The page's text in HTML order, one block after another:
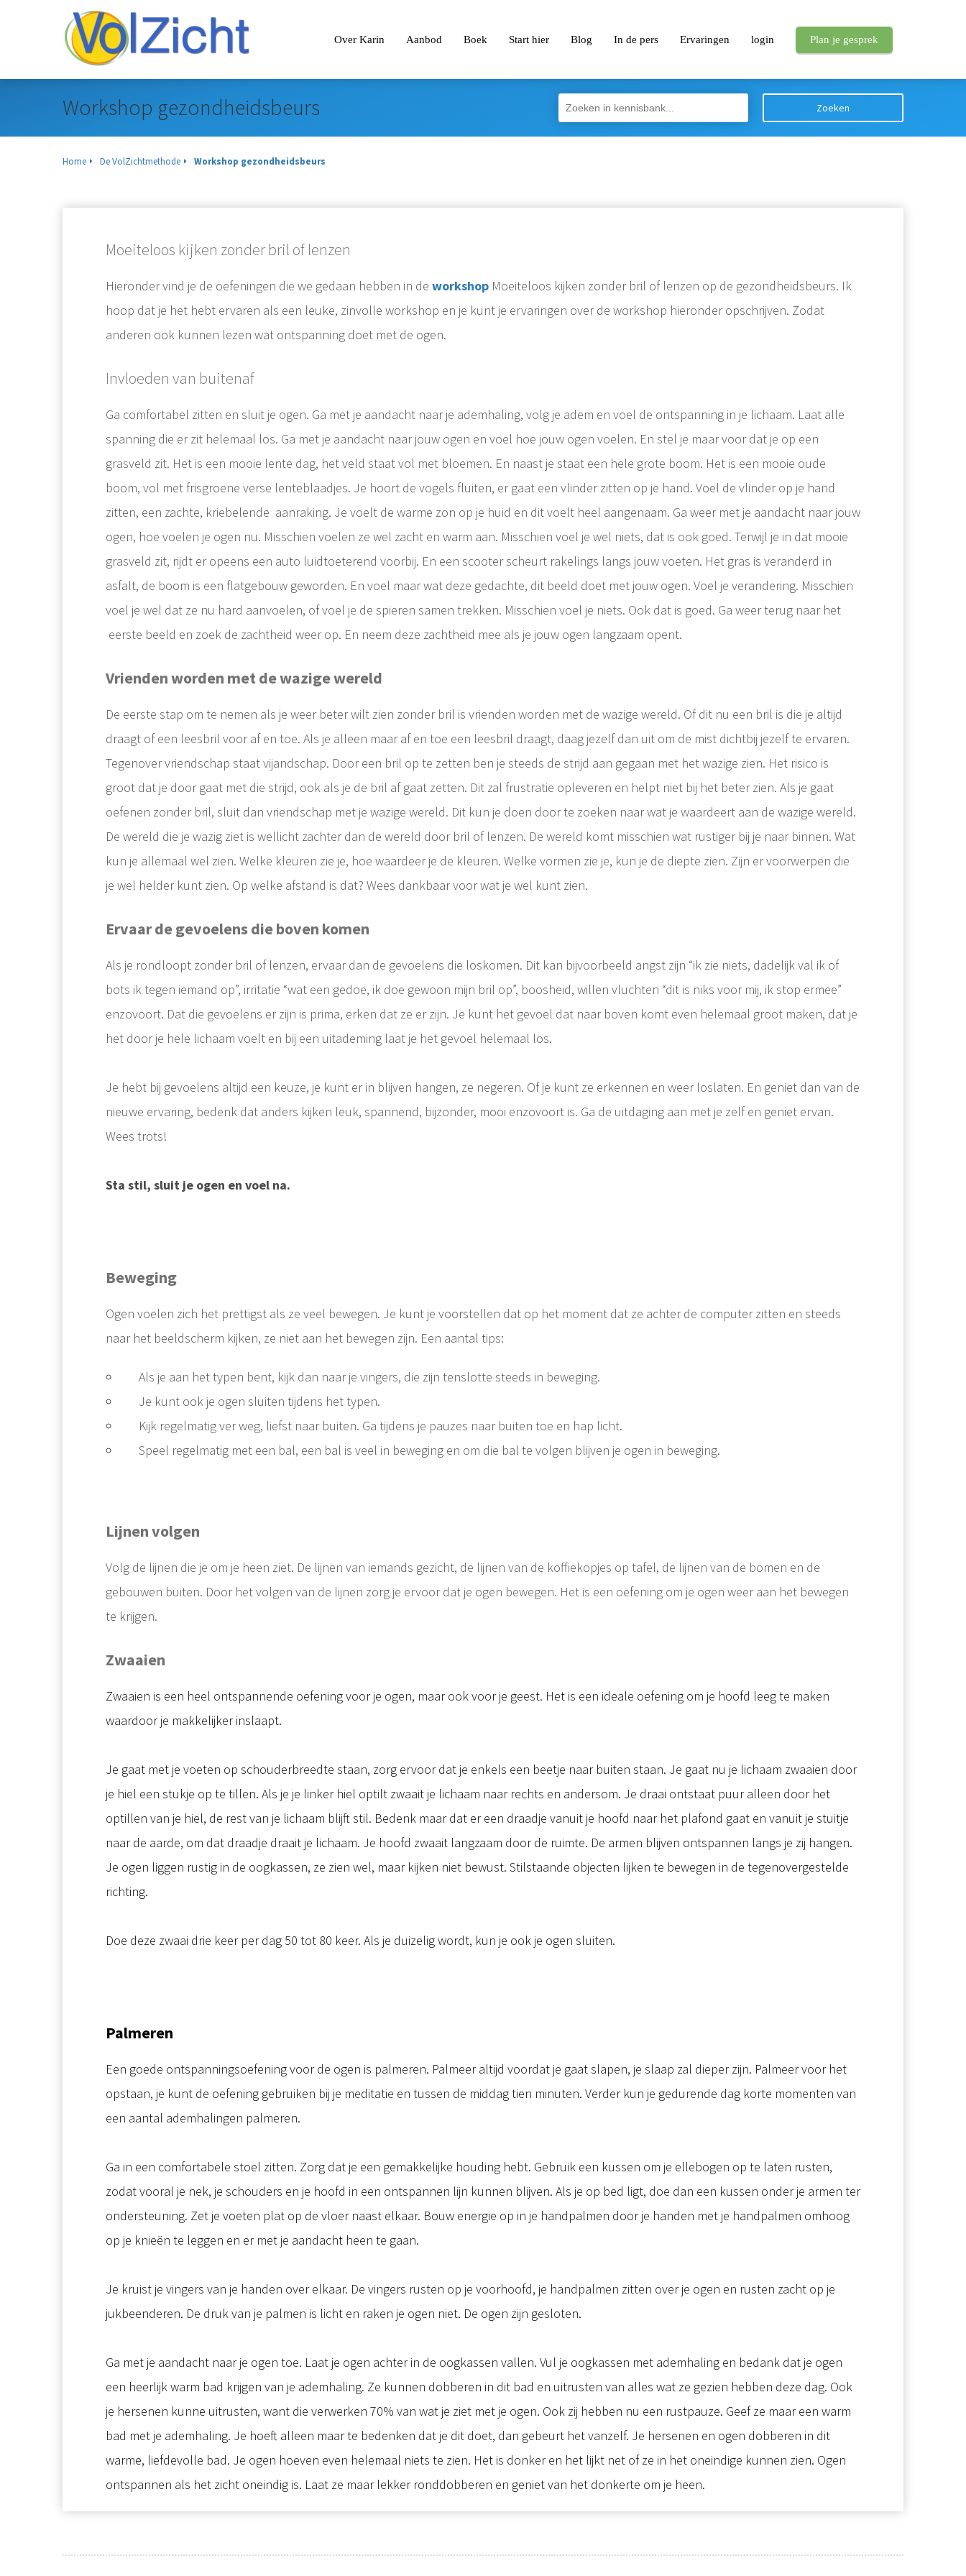
Over Karin Aanbod Boek Start hier Blog In de pers Ervaringen login Plan je gesprek
Workshop gezondheidsbeurs Zoeken
Home De VolZichtmethode Workshop gezondheidsbeurs
Moeiteloos kijken zonder bril of lenzen
Hieronder vind je de oefeningen die we gedaan hebben in de workshop Moeiteloos kijken zonder bril of lenzen op de gezondheidsbeurs. Ik
hoop dat je het hebt ervaren als een leuke, zinvolle workshop en je kunt je ervaringen over de workshop hieronder opschrijven. Zodat
anderen ook kunnen lezen wat ontspanning doet met de ogen.
Invloeden van buitenaf
Ga comfortabel zitten en sluit je ogen. Ga met je aandacht naar je ademhaling, volg je adem en voel de ontspanning in je lichaam. Laat alle
spanning die er zit helemaal los. Ga met je aandacht naar jouw ogen en voel hoe jouw ogen voelen. En stel je maar voor dat je op een
grasveld zit. Het is een mooie lente dag, het veld staat vol met bloemen. En naast je staat een hele grote boom. Het is een mooie oude
boom, vol met frisgroene verse lenteblaadjes. Je hoort de vogels fluiten, er gaat een vlinder zitten op je hand. Voel de vlinder op je hand
zitten, een zachte, kriebelende aanraking. Je voelt de warme zon op je huid en dit voelt heel aangenaam. Ga weer met je aandacht naar jouw
ogen, hoe voelen je ogen nu. Misschien voelen ze wel zacht en warm aan. Misschien voel je wel niets, dat is ook goed. Terwijl je in dat mooie
grasveld zit, rijdt er opeens een auto luidtoeterend voorbij. En een scooter scheurt rakelings langs jouw voeten. Het gras is veranderd in
asfalt, de boom is een flatgebouw geworden. En voel maar wat deze gedachte, dit beeld doet met jouw ogen. Voel je verandering. Misschien
voel je wel dat ze nu hard aanvoelen, of voel je de spieren samen trekken. Misschien voel je niets. Ook dat is goed. Ga weer terug naar het
eerste beeld en zoek de zachtheid weer op. En neem deze zachtheid mee als je jouw ogen langzaam opent.
Vrienden worden met de wazige wereld
De eerste stap om te nemen als je weer beter wilt zien zonder bril is vrienden worden met de wazige wereld. Of dit nu een bril is die je altijd
draagt of een leesbril voor af en toe. Als je alleen maar af en toe een leesbril draagt, daag jezelf dan uit om de mist dichtbij jezelf te ervaren.
Tegenover vriendschap staat vijandschap. Door een bril op te zetten ben je steeds de strijd aan gegaan met het wazige zien. Het risico is
groot dat je door gaat met die strijd, ook als je de bril af gaat zetten. Dit zal frustratie opleveren en helpt niet bij het beter zien. Als je gaat
oefenen zonder bril, sluit dan vriendschap met je wazige wereld. Dit kun je doen door te zoeken naar wat je waardeert aan de wazige wereld.
De wereld die je wazig ziet is wellicht zachter dan de wereld door bril of lenzen. De wereld komt misschien wat rustiger bij je naar binnen. Wat
kun je allemaal wel zien. Welke kleuren zie je, hoe waardeer je de kleuren. Welke vormen zie je, kun je de diepte zien. Zijn er voorwerpen die
je wel helder kunt zien. Op welke afstand is dat? Wees dankbaar voor wat je wel kunt zien.
Ervaar de gevoelens die boven komen
Als je rondloopt zonder bril of lenzen, ervaar dan de gevoelens die loskomen. Dit kan bijvoorbeeld angst zijn “ik zie niets, dadelijk val ik of
bots ik tegen iemand op”, irritatie “wat een gedoe, ik doe gewoon mijn bril op”, boosheid, willen vluchten “dit is niks voor mij, ik stop ermee”
enzovoort. Dat die gevoelens er zijn is prima, erken dat ze er zijn. Je kunt het gevoel dat naar boven komt even helemaal groot maken, dat je
het door je hele lichaam voelt en bij een uitademing laat je het gevoel helemaal los.
Je hebt bij gevoelens altijd een keuze, je kunt er in blijven hangen, ze negeren. Of je kunt ze erkennen en weer loslaten. En geniet dan van de
nieuwe ervaring, bedenk dat anders kijken leuk, spannend, bijzonder, mooi enzovoort is. Ga de uitdaging aan met je zelf en geniet ervan.
Wees trots!
Sta stil, sluit je ogen en voel na.
Beweging
Ogen voelen zich het prettigst als ze veel bewegen. Je kunt je voorstellen dat op het moment dat ze achter de computer zitten en steeds
naar het beeldscherm kijken, ze niet aan het bewegen zijn. Een aantal tips:
Als je aan het typen bent, kijk dan naar je vingers, die zijn tenslotte steeds in beweging.
Je kunt ook je ogen sluiten tijdens het typen.
Kijk regelmatig ver weg, liefst naar buiten. Ga tijdens je pauzes naar buiten toe en hap licht.
Speel regelmatig met een bal, een bal is veel in beweging en om die bal te volgen blijven je ogen in beweging.
Lijnen volgen
Volg de lijnen die je om je heen ziet. De lijnen van iemands gezicht, de lijnen van de koffiekopjes op tafel, de lijnen van de bomen en de
gebouwen buiten. Door het volgen van de lijnen zorg je ervoor dat je ogen bewegen. Het is een oefening om je ogen weer aan het bewegen
te krijgen.
Zwaaien
Zwaaien is een heel ontspannende oefening voor je ogen, maar ook voor je geest. Het is een ideale oefening om je hoofd leeg te maken
waardoor je makkelijker inslaapt.
Je gaat met je voeten op schouderbreedte staan, zorg ervoor dat je enkels een beetje naar buiten staan. Je gaat nu je lichaam zwaaien door
je hiel een stukje op te tillen. Als je je linker hiel optilt zwaait je lichaam naar rechts en andersom. Je draai ontstaat puur alleen door het
optillen van je hiel, de rest van je lichaam blijft stil. Bedenk maar dat er een draadje vanuit je hoofd naar het plafond gaat en vanuit je stuitje
naar de aarde, om dat draadje draait je lichaam. Je hoofd zwaait langzaam door de ruimte. De armen blijven ontspannen langs je zij hangen.
Je ogen liggen rustig in de oogkassen, ze zien wel, maar kijken niet bewust. Stilstaande objecten lijken te bewegen in de tegenovergestelde
richting.
Doe deze zwaai drie keer per dag 50 tot 80 keer. Als je duizelig wordt, kun je ook je ogen sluiten.
Palmeren
Een goede ontspanningsoefening voor de ogen is palmeren. Palmeer altijd voordat je gaat slapen, je slaap zal dieper zijn. Palmeer voor het
opstaan, je kunt de oefening gebruiken bij je meditatie en tussen de middag tien minuten. Verder kun je gedurende dag korte momenten van
een aantal ademhalingen palmeren.
Ga in een comfortabele stoel zitten. Zorg dat je een gemakkelijke houding hebt. Gebruik een kussen om je ellebogen op te laten rusten,
zodat vooral je nek, je schouders en je hoofd in een ontspannen lijn kunnen blijven. Als je op bed ligt, doe dan een kussen onder je armen ter
ondersteuning. Zet je voeten plat op de vloer naast elkaar. Bouw energie op in je handpalmen door je handen met je handpalmen omhoog
op je knieën te leggen en er met je aandacht heen te gaan.
Je kruist je vingers van je handen over elkaar. De vingers rusten op je voorhoofd, je handpalmen zitten over je ogen en rusten zacht op je
jukbeenderen. De druk van je palmen is licht en raken je ogen niet. De ogen zijn gesloten.
Ga met je aandacht naar je ogen toe. Laat je ogen achter in de oogkassen vallen. Vul je oogkassen met ademhaling en bedank dat je ogen
een heerlijk warm bad krijgen van je ademhaling. Ze kunnen dobberen in dit bad en uitrusten van alles wat ze gezien hebben deze dag. Ook
je hersenen kunne uitrusten, want die verwerken 70% van wat je ziet met je ogen. Ook zij hebben nu een rustpauze. Geef ze maar een warm
bad met je ademhaling. Je hoeft alleen maar te bedenken dat je dit doet, dan gebeurt het vanzelf. Je hersenen en ogen dobberen in dit
warme, liefdevolle bad. Je ogen hoeven even helemaal niets te zien. Het is donker en het lijkt net of ze in het oneindige kunnen zien. Ogen
ontspannen als het zicht oneindig is. Laat ze maar lekker ronddobberen en geniet van het donkerte om je heen.